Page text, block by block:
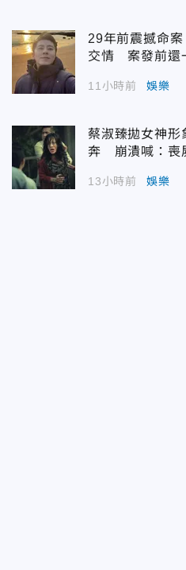
29年前震撼命
交情 案發前還
11小時前 娛樂
蔡淑臻拋女神形
奔 崩潰喊：喪
13小時前 娛樂